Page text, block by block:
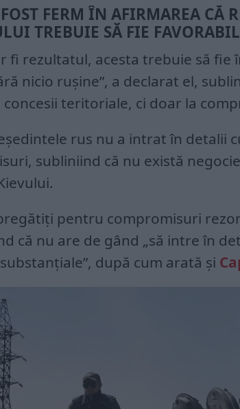
FERM ÎN AFIRMAREA CĂ
TREBUIE SĂ FIE
fi rezultatul, acesta trebuie să fie
nicio rușine”, a declarat el,
concesii teritoriale, ci doar la
rus nu a intrat în detalii
subliniind că nu există
pentru compromisuri
că nu are de gând „să intre în
după cum arată și